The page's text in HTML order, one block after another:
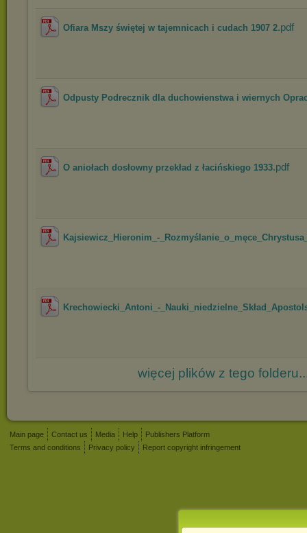
Ofiara Mszy świętej w tajemnicach i cudach 1907 2.pdf
Odpusty Podrecznik dla duchowienstwa i wiernych
O aniołach dosłowny przekład z łacińskiego 1933.pdf
Kajsiewicz_Hieronim_-
Krechowiecki_Antoni_-
więcej plików z tego
Main page Contact us Media Help
Publishers Platform
Terms and conditions
Privacy policy Report copyright infringement